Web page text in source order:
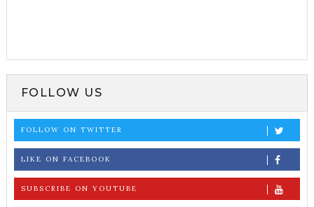
FOLLOW US
FOLLOW ON TWITTER
LIKE ON FACEBOOK
SUBSCRIBE ON YOUTUBE